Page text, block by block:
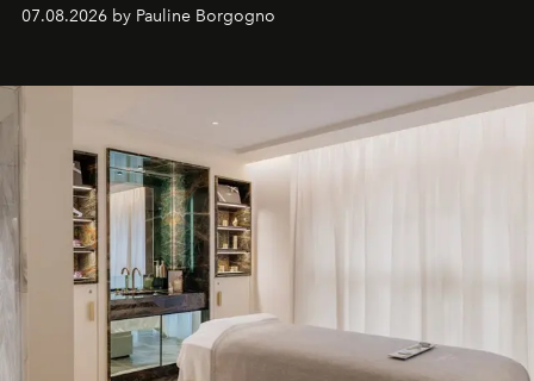
générationnel.
07.08.2026 by Pauline Borgogno